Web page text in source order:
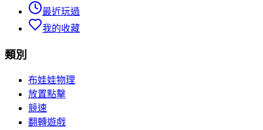
最近玩過
我的收藏
類別
布娃娃物理
放置點擊
競速
翻轉遊戲